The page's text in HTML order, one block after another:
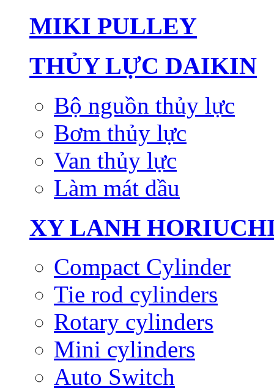
MIKI PULLEY
THỦY LỰC DAIKIN
Bộ nguồn thủy lực
Bơm thủy lực
Van thủy lực
Làm mát dầu
XY LANH
Compact Cylinder
Tie rod cylinders
Rotary cylinders
Mini cylinders
Auto Switch